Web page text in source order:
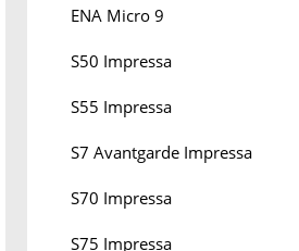
ENA Micro 9
S50 Impressa
S55 Impressa
S7 Avantgarde Impressa
S70 Impressa
S75 Impressa